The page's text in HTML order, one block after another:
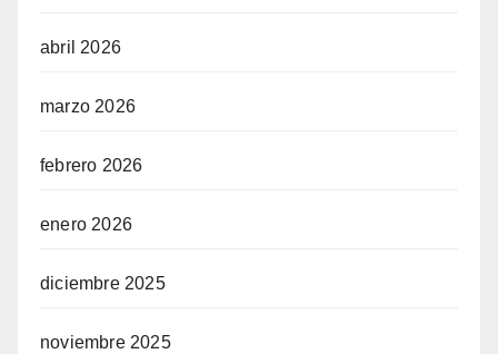
abril 2026
marzo 2026
febrero 2026
enero 2026
diciembre 2025
noviembre 2025